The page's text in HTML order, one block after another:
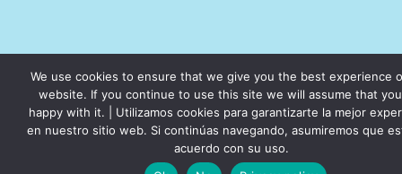
We use cookies to ensure that we give you the best experience
website. If you continue to use this site we will assume that
happy with it. | Utilizamos cookies para garantizarte la mejor
en nuestro sitio web. Si continúas navegando, asumiremos que
acuerdo con su uso.